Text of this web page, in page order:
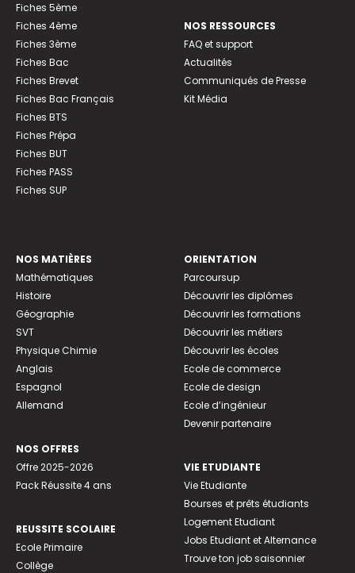
Fiches 5ème
Fiches 4ème
Fiches 3ème
Fiches Bac
Fiches Brevet
Fiches Bac Français
Fiches BTS
Fiches Prépa
Fiches BUT
Fiches PASS
Fiches SUP
NOS RESSOURCES
FAQ et support
Actualités
Communiqués de Presse
Kit Média
NOS MATIÈRES
Mathématiques
Histoire
Géographie
SVT
Physique Chimie
Anglais
Espagnol
Allemand
NOS OFFRES
Offre 2025-2026
Pack Réussite 4 ans
REUSSITE SCOLAIRE
Ecole Primaire
Collège
ORIENTATION
Parcoursup
Découvrir les diplômes
Découvrir les formations
Découvrir les métiers
Découvrir les écoles
Ecole de commerce
Ecole de design
Ecole d’ingénieur
Devenir partenaire
VIE ETUDIANTE
Vie Etudiante
Bourses et prêts étudiants
Logement Etudiant
Jobs Etudiant et Alternance
Trouve ton job saisonnier